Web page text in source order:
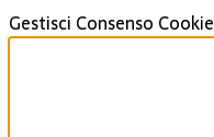
Gestisci Consenso Cookie